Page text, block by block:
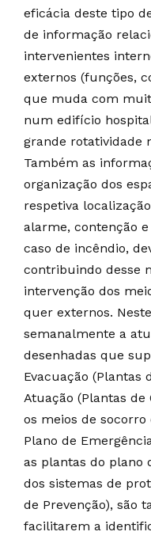
eficácia deste tipo
de informação
intervenientes
externos (funções,
que muda com
num edifício
grande rotatividade
Também as
organização dos
respetiva
alarme, contenção
caso de incêndio,
contribuindo desse
intervenção dos
quer externos.
semanalmente a
desenhadas que
Evacuação (Plantas
Atuação (Plantas de
os meios de
Plano de
as plantas do plano
dos sistemas de
de Prevenção), são
facilitarem a